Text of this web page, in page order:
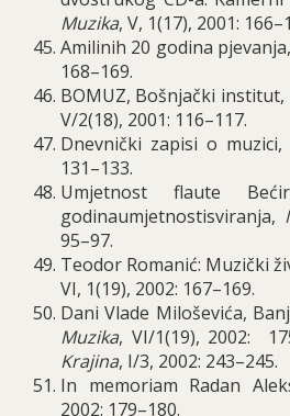
Muzika, V, 1(17), 2001:
Amilinih 20 godina pjevanja,
168–169.
BOMUZ, Bošnjački institut,
V/2(18), 2001: 116–117.
Dnevnički zapisi o muzici,
131–133.
Umjetnost flaute Beć
godinaumjetnostisviranja,
95–97.
Teodor Romanić: Muzički
VI, 1(19), 2002: 167–169.
Dani Vlade Miloševića,
Muzika, VI/1(19), 2002:
Krajina, I/3, 2002: 243–245.
In memoriam Radan
2002: 179–180.